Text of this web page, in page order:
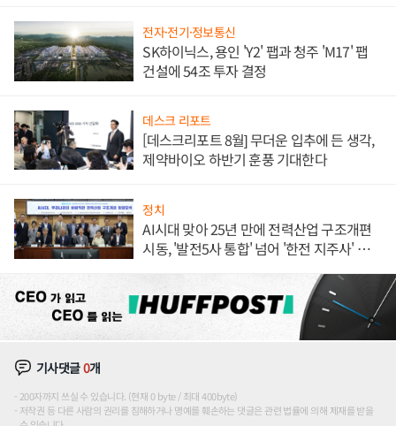
전자·전기·정보통신
SK하이닉스, 용인 'Y2' 팹과 청주 'M17' 팹
건설에 54조 투자 결정
데스크 리포트
[데스크리포트 8월] 무더운 입추에 든 생각,
제약바이오 하반기 훈풍 기대한다
정치
AI시대 맞아 25년 만에 전력산업 구조개편
시동, '발전5사 통합' 넘어 '한전 지주사' 재편
기사댓글0개
200자까지 쓰실 수 있습니다. (현재 0 byte / 최대 400byte)
저작권 등 다른 사람의 권리를 침해하거나 명예를 훼손하는 댓글은 관련 법률에 의해 제재를 받을